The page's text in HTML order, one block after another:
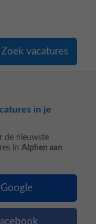
in je
de nieuwste
in Alphen aan